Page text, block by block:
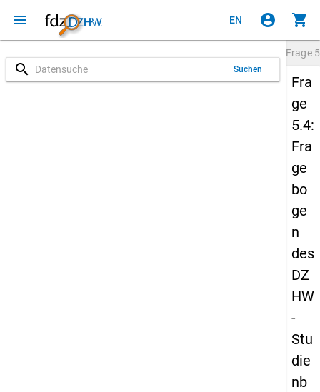
menu EN account_circle shopping_cart
search Suchen
Frage
Fra
ge
5.4:
Fra
ge
bo
ge
n
des
DZ
HW
-
Stu
die
nb